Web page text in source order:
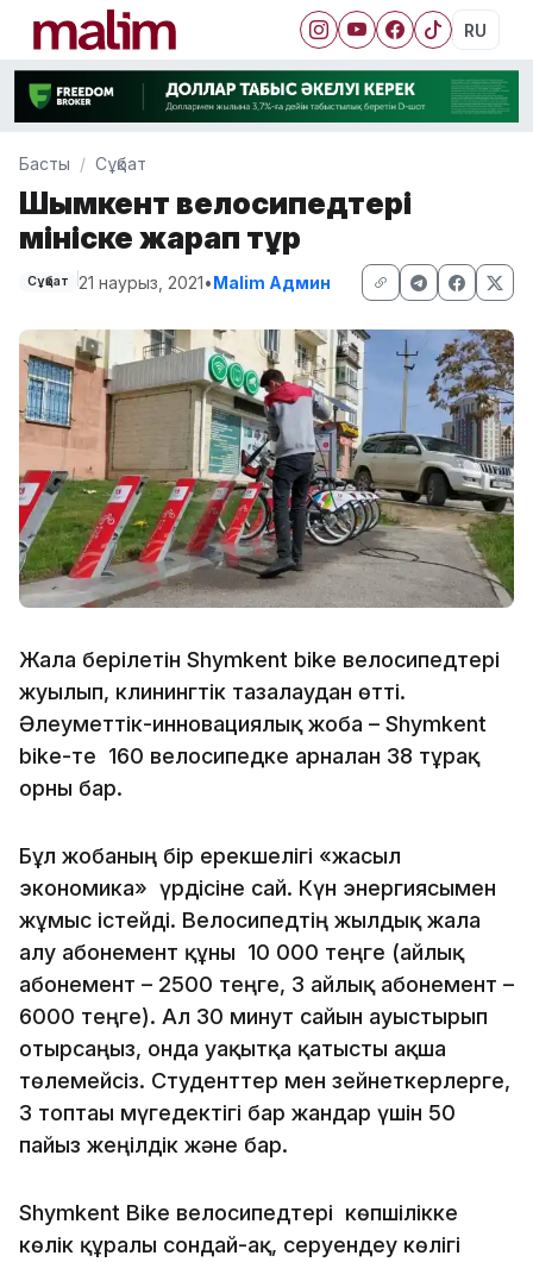
RU
Басты Сұқбат
Шымкент велосипедтері
мініске жарап тұр
Сұқбат 21 наурыз, 2021•Malim Админ
Жалға берілетін Shymkent bike велосипедтері
жуылып, клинингтік тазалаудан өтті.
Әлеуметтік-инновациялық жоба – Shymkent
bike-те 160 велосипедке арналған 38 тұрақ
орны бар.
Бұл жобаның бір ерекшелігі «жасыл
экономика» үрдісіне сай. Күн энергиясымен
жұмыс істейді. Велосипедтің жылдық жалға
алу абонемент құны 10 000 теңге (айлық
абонемент – 2500 теңге, 3 айлық абонемент –
6000 теңге). Ал 30 минут сайын ауыстырып
отырсаңыз, онда уақытқа қатысты ақша
төлемейсіз. Студенттер мен зейнеткерлерге,
3 топтағы мүгедектігі бар жандар үшін 50
пайыз жеңілдік және бар.
Shymkent Bike велосипедтері көпшілікке
көлік құралы сондай-ақ, серуендеу көлігі